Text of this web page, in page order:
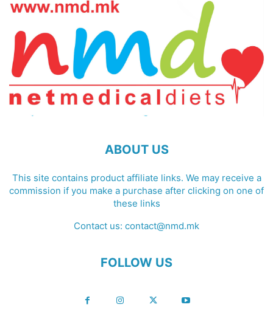
ABOUT US
This site contains product affiliate links. We may receive a
commission if you make a purchase after clicking on one of
these links
Contact us: contact@nmd.mk
FOLLOW US